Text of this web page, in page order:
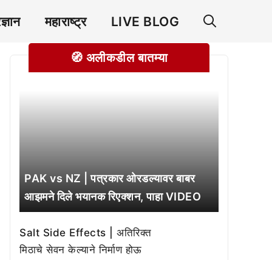
महाराष्ट्र LIVE BLOG
🧭 अलीकडील बातम्या
PAK vs NZ | पत्रकार ओरडल्यावर बाबर
आझमने दिले भयानक रिएक्शन, पाहा VIDEO
Salt Side Effects | अतिरिक्त
मिठाचे सेवन केल्याने निर्माण होऊ